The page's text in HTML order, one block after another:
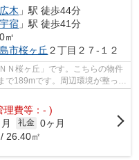
広木 」駅 徒歩44分
宇宿 」駅 徒歩41分
㎡
市桜ヶ丘 ２丁目２７-１２
Ｎ桜ヶ丘」です。こちらの物件
で189mです。周辺環境が整って
理費等：- )
礼金 0ヶ月
26.40㎡